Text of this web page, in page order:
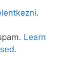
.
Learn